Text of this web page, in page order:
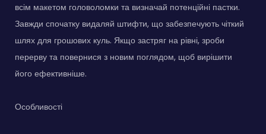
всім макетом головоломки та визначай потенційні пастки.
Завжди спочатку видаляй штифти, що забезпечують чіткий
шлях для грошових куль. Якщо застряг на рівні, зроби
перерву та повернися з новим поглядом, щоб вирішити
його ефективніше.
Особливості